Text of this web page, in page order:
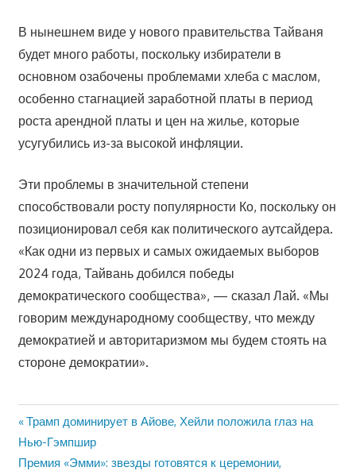
В нынешнем виде у нового правительства Тайваня
будет много работы, поскольку избиратели в
основном озабочены проблемами хлеба с маслом,
особенно стагнацией заработной платы в период
роста арендной платы и цен на жилье, которые
усугубились из-за высокой инфляции.
Эти проблемы в значительной степени
способствовали росту популярности Ко, поскольку он
позиционировал себя как политического аутсайдера.
«Как одни из первых и самых ожидаемых выборов
2024 года, Тайвань добился победы
демократического сообщества», — сказал Лай. «Мы
говорим международному сообществу, что между
демократией и авторитаризмом мы будем стоять на
стороне демократии».
Навигация
по
Предыдущая
запись:
Трамп доминирует в Айове, Хейли положила глаз на
Нью-Гэмпшир
Следующая
Премия «Эмми»: звезды готовятся к церемонии,